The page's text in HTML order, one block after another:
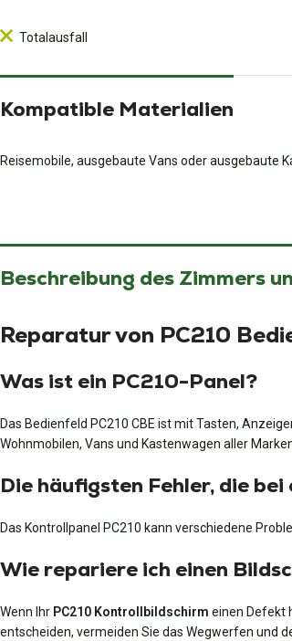
Totalausfall
Kompatible Materialien
Reisemobile, ausgebaute Vans oder ausgebaute
Beschreibung des Zimmers
Reparatur von PC210
Was ist ein PC210-Panel?
Das Bedienfeld PC210 CBE ist mit Tasten,
Wohnmobilen, Vans und Kastenwagen aller
Die häufigsten Fehler, die
Das Kontrollpanel PC210 kann verschiedene
Wie repariere ich einen
Wenn Ihr PC210 Kontrollbildschirm einen Defekt
entscheiden, vermeiden Sie das Wegwerfen und